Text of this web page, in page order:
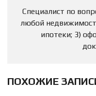
Специалист по
любой
ипотеки; 3)
ПОХОЖИЕ